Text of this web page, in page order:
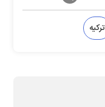
ترکیه